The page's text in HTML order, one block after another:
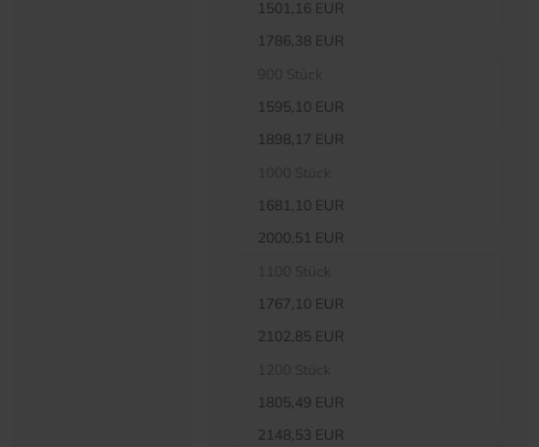
1501,16 EUR
1786,38 EUR
1595,10 EUR
1898,17 EUR
1681,10 EUR
2000,51 EUR
1767,10 EUR
2102,85 EUR
1805,49 EUR
2148,53 EUR